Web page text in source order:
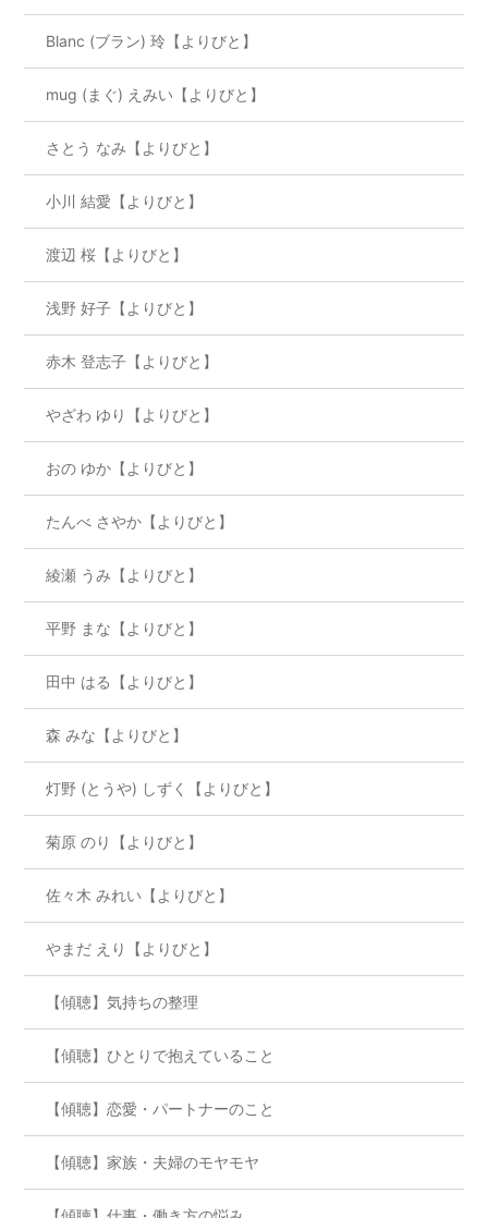
Blanc (ブラン) 玲【よりびと】
mug (まぐ) えみい【よりびと】
さとう なみ【よりびと】
小川 結愛【よりびと】
渡辺 桜【よりびと】
浅野 好子【よりびと】
赤木 登志子【よりびと】
やざわ ゆり【よりびと】
おの ゆか【よりびと】
たんべ さやか【よりびと】
綾瀬 うみ【よりびと】
平野 まな【よりびと】
田中 はる【よりびと】
森 みな【よりびと】
灯野 (とうや) しずく【よりびと】
菊原 のり【よりびと】
佐々木 みれい【よりびと】
やまだ えり【よりびと】
【傾聴】気持ちの整理
【傾聴】ひとりで抱えていること
【傾聴】恋愛・パートナーのこと
【傾聴】家族・夫婦のモヤモヤ